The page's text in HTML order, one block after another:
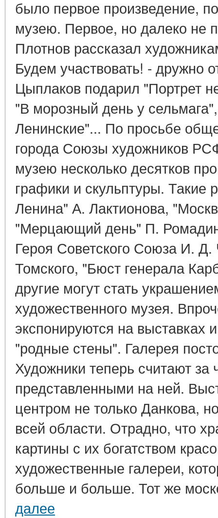
было первое произведение,
музею. Первое, но далеко не
Плотнов рассказал
Будем участвовать! - дружно
Цыплаков подарил "Портрет
"В морозный день у
Ленинские"... По просьбе
города Союзы художников
музею несколько десятков
графики и скульптуры. Такие
Ленина" А. Лактионова,
"Мерцающий день" П.
Героя Советского Союза И.
Томского, "Бюст генерала
другие могут стать
художественного музея.
экспонируются на выставках
"родные стены". Галерея
Художники теперь считают за
представленными на ней.
центром не только Данкова,
всей области. Отрадно, что
картины с их богатством
художественные галереи,
больше и больше. Тот же
далее